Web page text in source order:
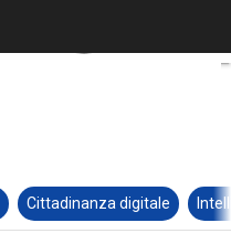
Cittadinanza digitale